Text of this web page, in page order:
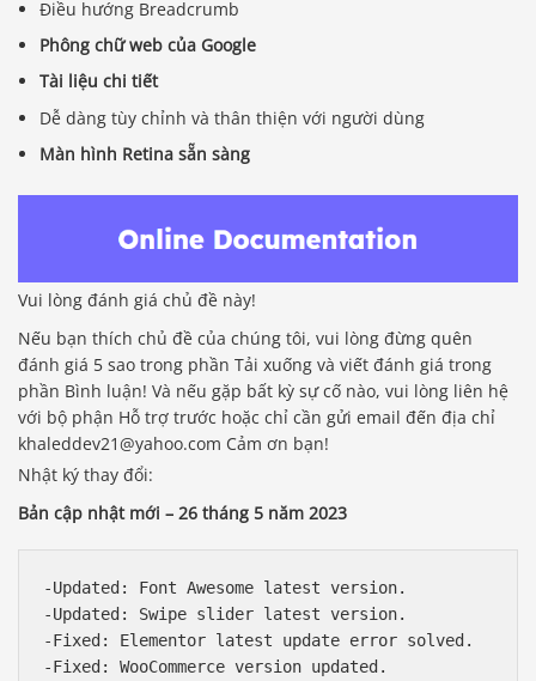
Điều hướng Breadcrumb
Phông chữ web của Google
Tài liệu chi tiết
Dễ dàng tùy chỉnh và thân thiện với người dùng
Màn hình Retina sẵn sàng
Vui lòng đánh giá chủ đề này!
Nếu bạn thích chủ đề của chúng tôi, vui lòng đừng quên
đánh giá 5 sao trong phần Tải xuống và viết đánh giá trong
phần Bình luận! Và nếu gặp bất kỳ sự cố nào, vui lòng liên hệ
với bộ phận Hỗ trợ trước hoặc chỉ cần gửi email đến địa chỉ
khaleddev21@yahoo.com Cảm ơn bạn!
Nhật ký thay đổi:
Bản cập nhật mới – 26 tháng 5 năm 2023
-Updated: Font Awesome latest version.
-Updated: Swipe slider latest version.
-Fixed: Elementor latest update error solved.
-Fixed: WooCommerce version updated.